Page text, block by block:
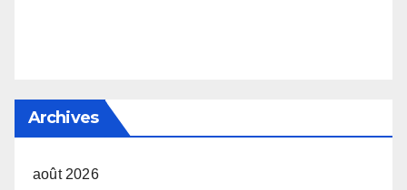
Archives
août 2026